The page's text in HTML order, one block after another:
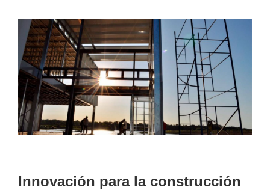
Innovación para la construcción